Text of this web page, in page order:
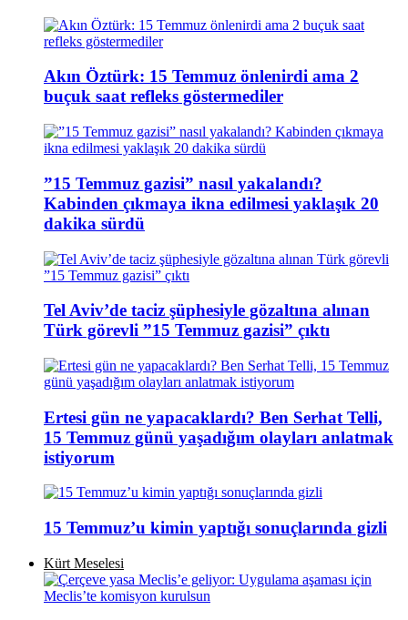
Akın Öztürk: 15 Temmuz önlenirdi ama 2
buçuk saat refleks göstermediler
”15 Temmuz gazisi” nasıl yakalandı?
Kabinden çıkmaya ikna edilmesi yaklaşık 20
dakika sürdü
Tel Aviv’de taciz şüphesiyle gözaltına alınan
Türk görevli ”15 Temmuz gazisi” çıktı
Ertesi gün ne yapacaklardı? Ben Serhat Telli,
15 Temmuz günü yaşadığım olayları anlatmak
istiyorum
15 Temmuz’u kimin yaptığı sonuçlarında gizli
Kürt Meselesi